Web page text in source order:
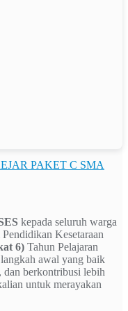
PAKET C SMA
kepada seluruh warga
Kesetaraan
6) Tahun Pelajaran
awal yang baik
berkontribusi lebih
untuk merayakan